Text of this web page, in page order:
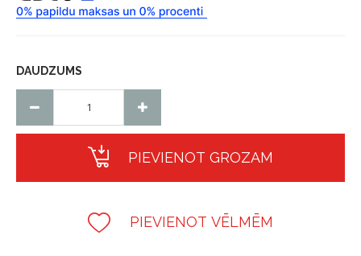
DAUDZUMS
PIEVIENOT GROZAM
PIEVIENOT VĒLMĒM